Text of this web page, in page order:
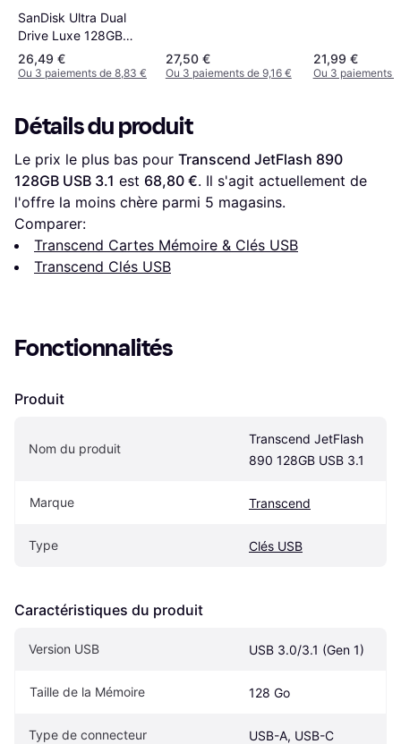
SanDisk Ultra Dual
Drive Luxe 128GB
USB 3.1 Type C
26,49 €
Ou 3 paiements de 8,83 €
27,50 €
Ou 3 paiements de 9,16 €
21,99 €
Ou 3 paiements
Détails du produit
Le prix le plus bas pour Transcend JetFlash 890
128GB USB 3.1 est 68,80 €. Il s'agit actuellement de
l'offre la moins chère parmi 5 magasins.
Comparer:
Transcend Cartes Mémoire & Clés USB
Transcend Clés USB
Fonctionnalités
Produit
Nom du produit
Transcend JetFlash
890 128GB USB 3.1
Marque Transcend
Type Clés USB
Caractéristiques du produit
Version USB USB 3.0/3.1 (Gen 1)
Taille de la Mémoire 128 Go
Type de connecteur USB-A, USB-C